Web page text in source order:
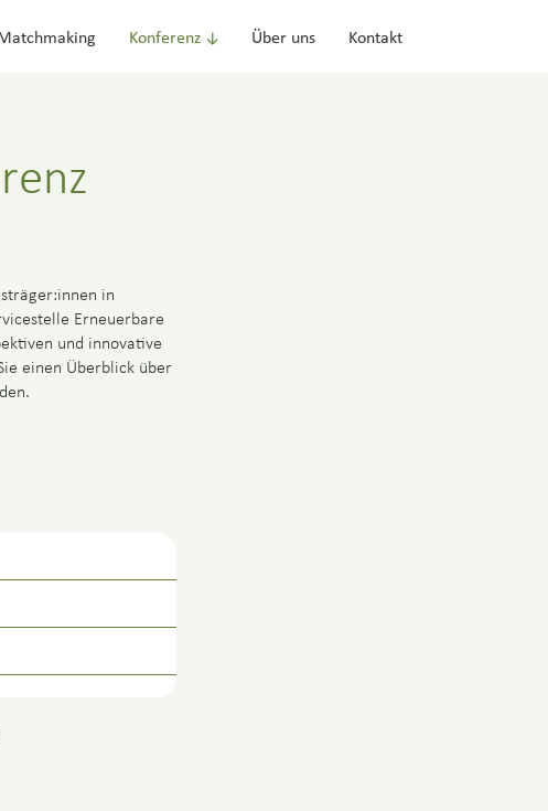
Matchmaking Konferenz Über uns Kontakt
in
Erneuerbare
und innovative
einen Überblick über